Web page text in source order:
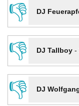
👎
DJ
👎
DJ Tallboy-
👎
DJ